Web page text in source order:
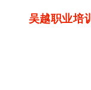
吴越职业培